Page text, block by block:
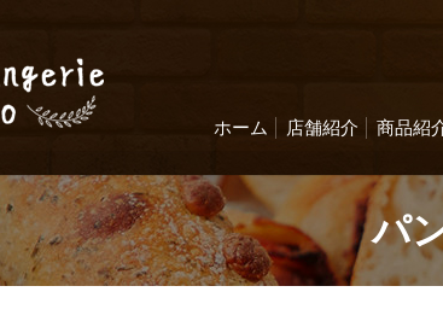
ホーム 店舗紹介 商品紹
パ